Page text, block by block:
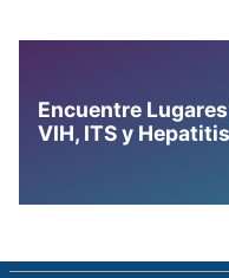
Encuentre
VIH, ITS y